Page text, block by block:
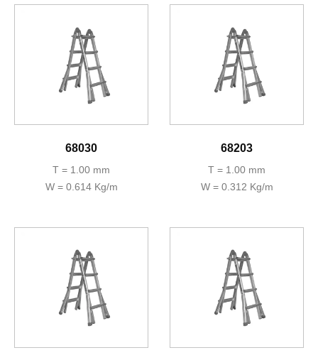
68030
T = 1.00 mm
W = 0.614 Kg/m
68203
T = 1.00 mm
W = 0.312 Kg/m